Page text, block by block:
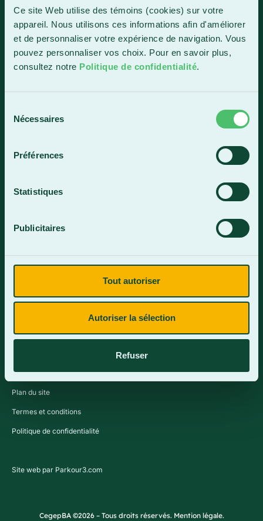
Ce site Web utilise des témoins (cookies) sur votre
appareil. Nous utilisons ces informations afin d'améliorer
et de personnaliser votre expérience de navigation. Vous
pouvez personnaliser vos choix. Pour en savoir plus,
consultez notre Politique de confidentialité.
Nécessaires
Préférences
Statistiques
Publicitaires
Tout autoriser
Autoriser la sélection
Refuser
1150, boul. Vachon Nord
Sainte-Marie (Québec) G6E 0R1
Horaire de la réception
Lundi-vendredi : 7 h 30 à 15 h 30
418 387-8896
Lac-Mégantic
Lac-Mégantic (Québec) G6B 3B4
Lundi-vendredi : 8 h à 16 h
Plan du site
Termes et conditions
Politique de confidentialité
Site web par Parkour3.com
CegepBA ©2026 – Tous droits réservés. Mention légale.